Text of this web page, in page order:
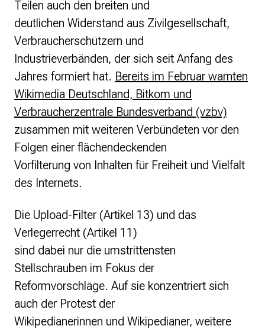
Teilen auch den breiten und
deutlichen Widerstand aus Zivilgesellschaft,
Verbraucherschützern und
Industrieverbänden, der sich seit Anfang des
Jahres formiert hat. Bereits im Februar warnten
Wikimedia Deutschland, Bitkom und
Verbraucherzentrale Bundesverband (vzbv)
zusammen mit weiteren Verbündeten vor den
Folgen einer flächendeckenden
Vorfilterung von Inhalten für Freiheit und Vielfalt
des Internets.
Die Upload-Filter (Artikel 13) und das
Verlegerrecht (Artikel 11)
sind dabei nur die umstrittensten
Stellschrauben im Fokus der
Reformvorschläge. Auf sie konzentriert sich
auch der Protest der
Wikipedianerinnen und Wikipedianer, weitere